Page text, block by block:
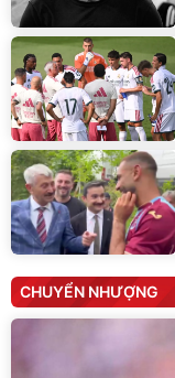
CHUYỂN NHƯỢNG